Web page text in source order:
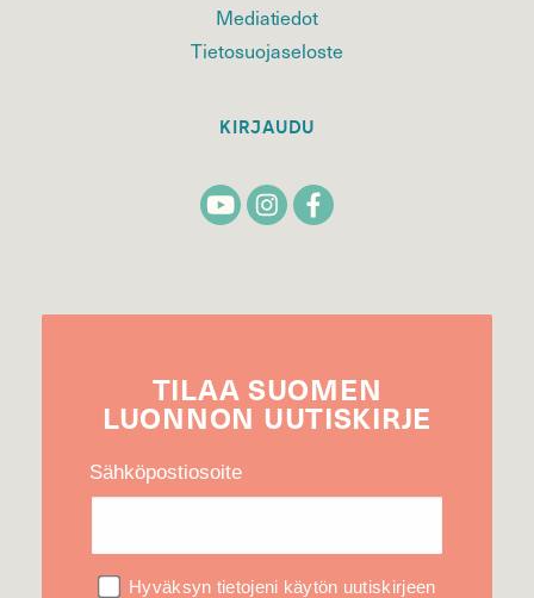
Mediatiedot
Tietosuojaseloste
KIRJAUDU
TILAA SUOMEN
LUONNON UUTIS­KIRJE
Sähköpostiosoite
Hyväksyn tietojeni käytön uutiskirjeen